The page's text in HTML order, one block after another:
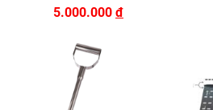
5.000.000 đ